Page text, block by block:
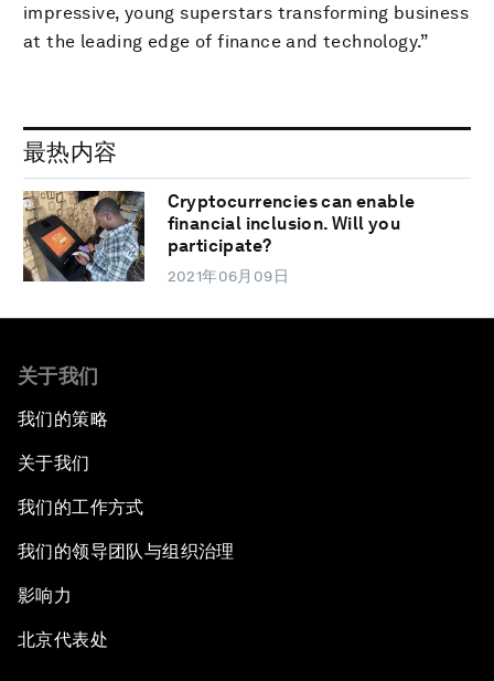
impressive, young superstars transforming business
at the leading edge of finance and technology.”
最热内容
Cryptocurrencies can enable
financial inclusion. Will you
participate?
2021年06月09日
关于我们
我们的策略
关于我们
我们的工作方式
我们的领导团队与组织治理
影响力
北京代表处